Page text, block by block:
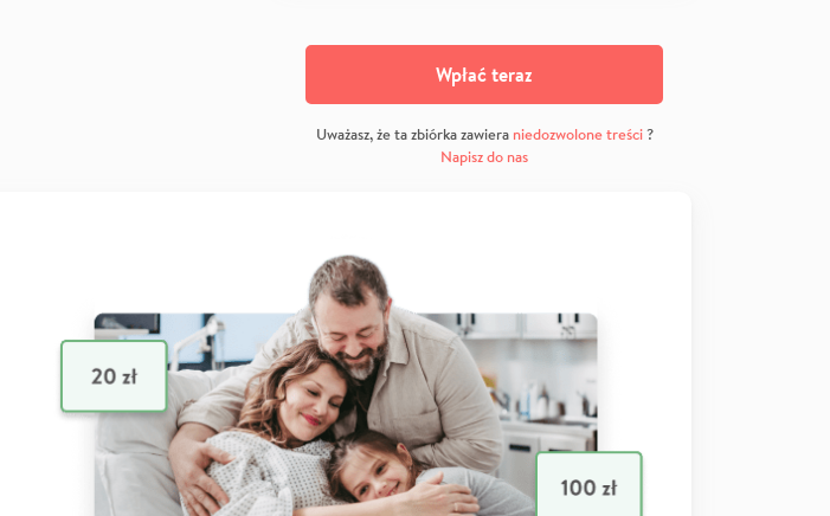
Wpłać teraz
Uważasz, że ta zbiórka zawiera niedozwolone treści?
Napisz do nas